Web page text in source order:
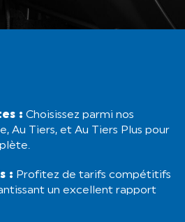
: Choisissez parmi nos
Au Tiers, et Au Tiers Plus pour
: Profitez de tarifs compétitifs
un excellent rapport